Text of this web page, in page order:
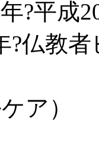
成20
者ビ
ア